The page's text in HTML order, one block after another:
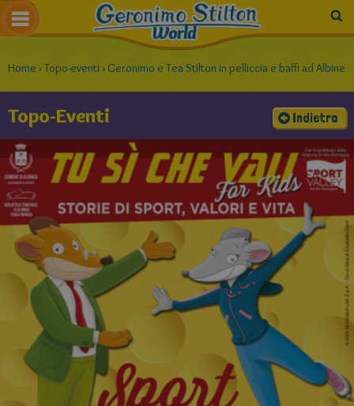
Home ›Topo-eventi › Geronimo e Tea Stilton in pelliccia e baffi ad Albinea
Topo-Eventi Indietro